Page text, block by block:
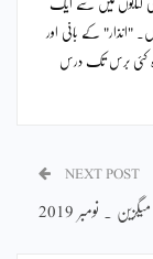
"انذار" کے بانی اور
کئی برس تک درس
NEXT POST
۔ نومبر 2019